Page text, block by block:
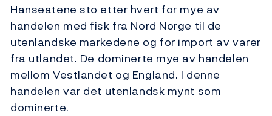
Hanseatene sto etter hvert for mye av
handelen med fisk fra Nord Norge til de
utenlandske markedene og for import av varer
fra utlandet. De dominerte mye av handelen
mellom Vestlandet og England. I denne
handelen var det utenlandsk mynt som
dominerte.